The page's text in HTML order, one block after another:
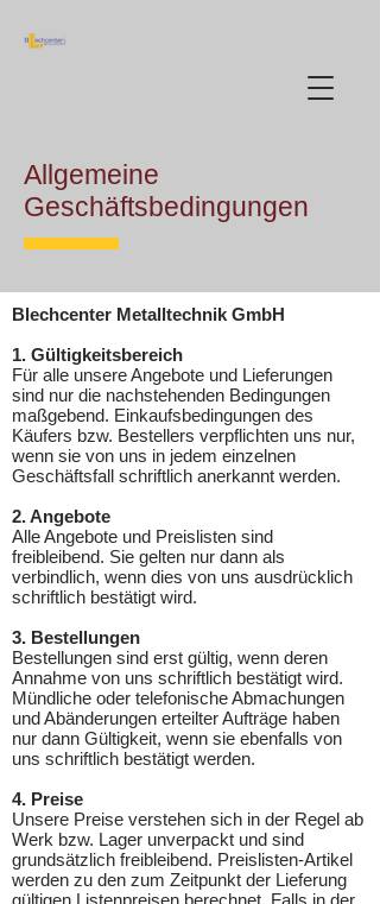
Allgemeine
Geschäftsbedingungen
Blechcenter Metalltechnik GmbH
1. Gültigkeitsbereich
Für alle unsere Angebote und Lieferungen
sind nur die nachstehenden Bedingungen
maßgebend. Einkaufsbedingungen des
Käufers bzw. Bestellers verpflichten uns nur,
wenn sie von uns in jedem einzelnen
Geschäftsfall schriftlich anerkannt werden.
2. Angebote
Alle Angebote und Preislisten sind
freibleibend. Sie gelten nur dann als
verbindlich, wenn dies von uns ausdrücklich
schriftlich bestätigt wird.
3. Bestellungen
Bestellungen sind erst gültig, wenn deren
Annahme von uns schriftlich bestätigt wird.
Mündliche oder telefonische Abmachungen
und Abänderungen erteilter Aufträge haben
nur dann Gültigkeit, wenn sie ebenfalls von
uns schriftlich bestätigt werden.
4. Preise
Unsere Preise verstehen sich in der Regel ab
Werk bzw. Lager unverpackt und sind
grundsätzlich freibleibend. Preislisten-Artikel
werden zu den zum Zeitpunkt der Lieferung
gültigen Listenpreisen berechnet. Falls in der